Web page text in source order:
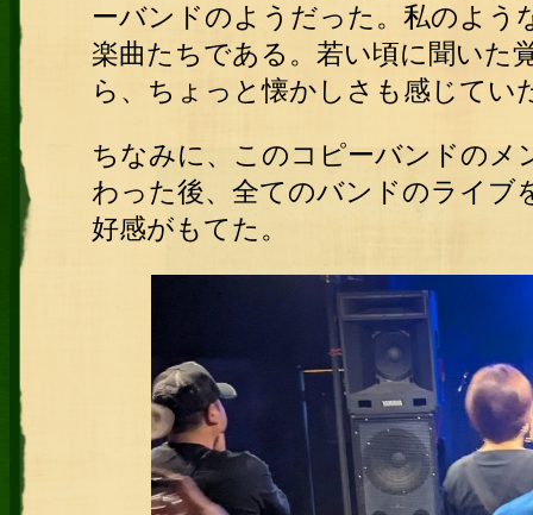
ーバンドのようだった。私のよう
楽曲たちである。若い頃に聞いた
ら、ちょっと懐かしさも感じてい
ちなみに、このコピーバンドのメ
わった後、全てのバンドのライブ
好感がもてた。